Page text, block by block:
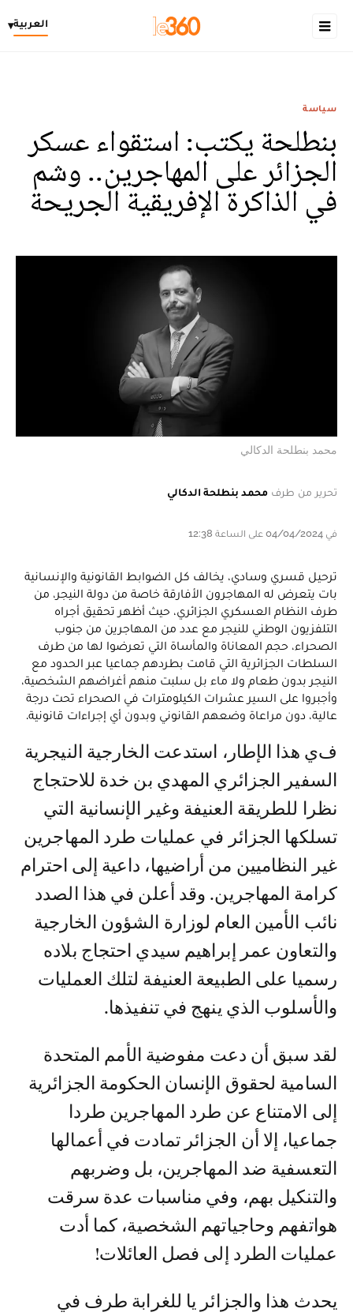
العربية▾
سياسة
بنطلحة يكتب: استقواء عسكر
الجزائر على المهاجرين.. وشم
في الذاكرة الإفريقية الجريحة
محمد بنطلحة الدكالي
تحرير من طرف محمد بنطلحة الدكالي
في 04/04/2024 على الساعة 12:38
ترحيل قسري وسادي، يخالف كل الضوابط القانونية والإنسانية
بات يتعرض له المهاجرون الأفارقة خاصة من دولة النيجر، من
طرف النظام العسكري الجزائري، حيث أظهر تحقيق أجراه
التلفزيون الوطني للنيجر مع عدد من المهاجرين من جنوب
الصحراء، حجم المعاناة والمأساة التي تعرضوا لها من طرف
السلطات الجزائرية التي قامت بطردهم جماعيا عبر الحدود مع
النيجر بدون طعام ولا ماء بل سلبت منهم أغراضهم الشخصية،
وأجبروا على السير عشرات الكيلومترات في الصحراء تحت درجة
عالية، دون مراعاة وضعهم القانوني وبدون أي إجراءات قانونية.
في هذا الإطار، استدعت الخارجية النيجرية
السفير الجزائري المهدي بن خدة للاحتجاج
نظرا للطريقة العنيفة وغير الإنسانية التي
تسلكها الجزائر في عمليات طرد المهاجرين
غير النظاميين من أراضيها، داعية إلى احترام
كرامة المهاجرين. وقد أعلن في هذا الصدد
نائب الأمين العام لوزارة الشؤون الخارجية
والتعاون عمر إبراهيم سيدي احتجاج بلاده
رسميا على الطبيعة العنيفة لتلك العمليات
والأسلوب الذي ينهج في تنفيذها.
لقد سبق أن دعت مفوضية الأمم المتحدة
السامية لحقوق الإنسان الحكومة الجزائرية
إلى الامتناع عن طرد المهاجرين طردا
جماعيا، إلا أن الجزائر تمادت في أعمالها
التعسفية ضد المهاجرين، بل وضربهم
والتنكيل بهم، وفي مناسبات عدة سرقت
هواتفهم وحاجياتهم الشخصية، كما أدت
عمليات الطرد إلى فصل العائلات!
يحدث هذا والجزائر يا للغرابة طرف في